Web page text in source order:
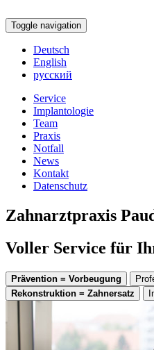
Toggle navigation
Deutsch
English
русский
Service
Implantologie
Team
Praxis
Notfall
News
Kontakt
Datenschutz
Zahnarztpraxis
Voller Service für
Prävention = Vorbeugung
Rekonstruktion = Zahnersatz